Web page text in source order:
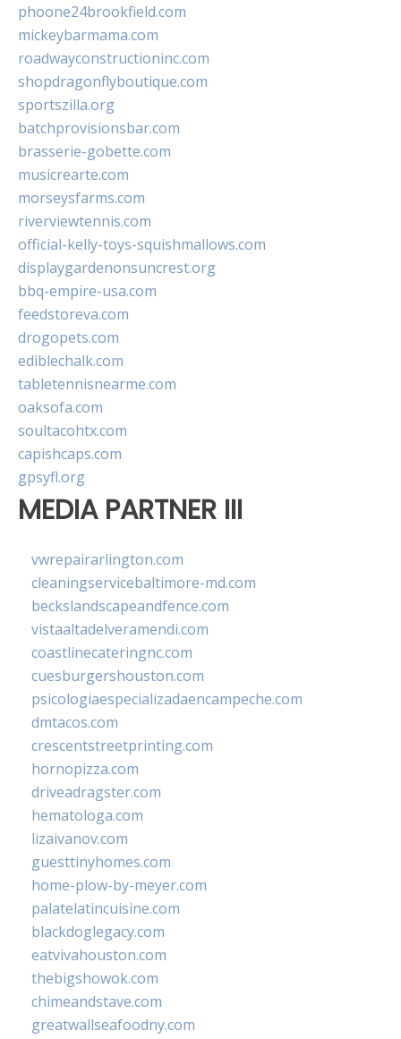
phoone24brookfield.com
mickeybarmama.com
roadwayconstructioninc.com
shopdragonflyboutique.com
sportszilla.org
batchprovisionsbar.com
brasserie-gobette.com
musicrearte.com
morseysfarms.com
riverviewtennis.com
official-kelly-toys-squishmallows.com
displaygardenonsuncrest.org
bbq-empire-usa.com
feedstoreva.com
drogopets.com
ediblechalk.com
tabletennisnearme.com
oaksofa.com
soultacohtx.com
capishcaps.com
gpsyfl.org
MEDIA PARTNER III
vwrepairarlington.com
cleaningservicebaltimore-md.com
beckslandscapeandfence.com
vistaaltadelveramendi.com
coastlinecateringnc.com
cuesburgershouston.com
psicologiaespecializadaencampeche.com
dmtacos.com
crescentstreetprinting.com
hornopizza.com
driveadragster.com
hematologa.com
lizaivanov.com
guesttinyhomes.com
home-plow-by-meyer.com
palatelatincuisine.com
blackdoglegacy.com
eatvivahouston.com
thebigshowok.com
chimeandstave.com
greatwallseafoodny.com